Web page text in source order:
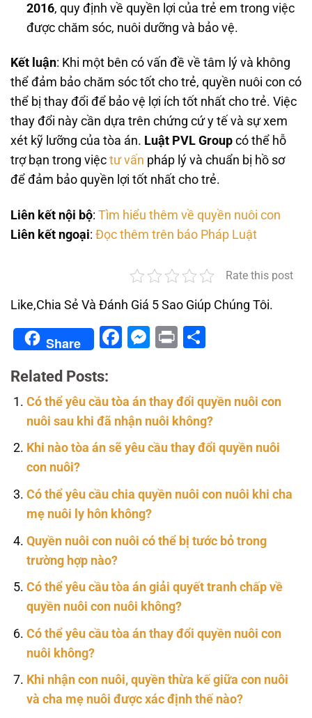
2016, quy định về quyền lợi của trẻ em trong việc
được chăm sóc, nuôi dưỡng và bảo vệ.
Kết luận: Khi một bên có vấn đề về tâm lý và không
thể đảm bảo chăm sóc tốt cho trẻ, quyền nuôi con có
thể bị thay đổi để bảo vệ lợi ích tốt nhất cho trẻ. Việc
thay đổi này cần dựa trên chứng cứ y tế và sự xem
xét kỹ lưỡng của tòa án. Luật PVL Group có thể hỗ
trợ bạn trong việc tư vấn pháp lý và chuẩn bị hồ sơ
để đảm bảo quyền lợi tốt nhất cho trẻ.
Liên kết nội bộ: Tìm hiểu thêm về quyền nuôi con
Liên kết ngoại: Đọc thêm trên báo Pháp Luật
Rate this post
Like,Chia Sẻ Và Đánh Giá 5 Sao Giúp Chúng Tôi.
Share Facebook
Messenger
Print
Related Posts:
Có thể yêu cầu tòa án thay đổi quyền nuôi con
nuôi sau khi đã nhận nuôi không?
Khi nào tòa án sẽ yêu cầu thay đổi quyền nuôi
con nuôi?
Có thể yêu cầu chia quyền nuôi con nuôi khi cha
mẹ nuôi ly hôn không?
Quyền nuôi con nuôi có thể bị tước bỏ trong
trường hợp nào?
Có thể yêu cầu tòa án giải quyết tranh chấp về
quyền nuôi con nuôi không?
Có thể yêu cầu tòa án thay đổi quyền nuôi con
nuôi không?
Khi nhận con nuôi, quyền thừa kế giữa con nuôi
và cha mẹ nuôi được xác định thế nào?